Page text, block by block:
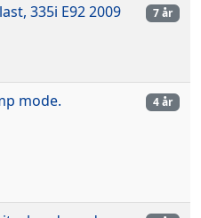
335i E92 2009
7 år
mode.
4 år